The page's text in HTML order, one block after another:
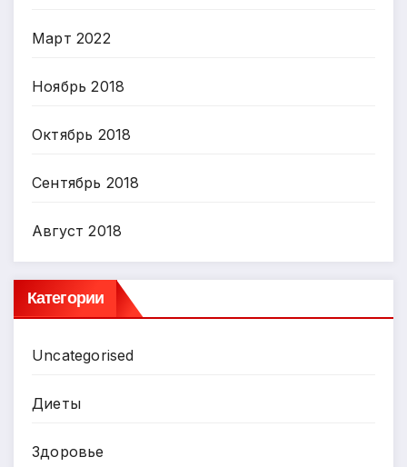
Март 2022
Ноябрь 2018
Октябрь 2018
Сентябрь 2018
Август 2018
Категории
Uncategorised
Диеты
Здоровье